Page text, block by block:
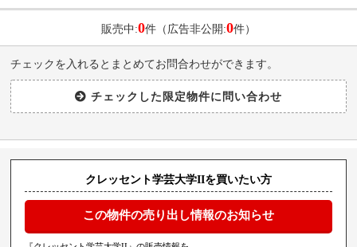
販売中:0件（広告非公開:0件）
チェックを入れるとまとめてお問合わせができます。
クレッセント学芸大学IIを買いたい方
この物件の売り出し情報のお知らせ